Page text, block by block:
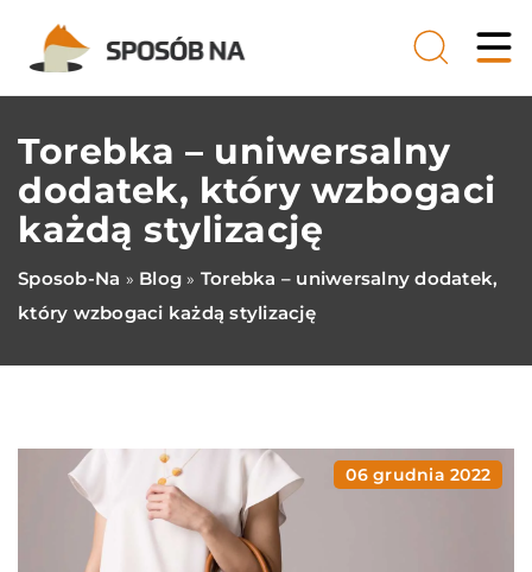
Torebka – uniwersalny
dodatek, który wzbogaci
każdą stylizację
Sposob-Na » Blog » Torebka – uniwersalny dodatek,
który wzbogaci każdą stylizację
06 grudnia 2022